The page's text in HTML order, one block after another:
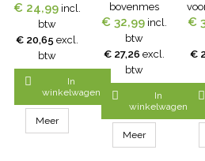
87279 met 4
tanden voor
het
schaapscheren
met Hauptner
ondermes
87268, 87270,
87272.
€ 24,99 incl.
btw
€ 20,65 excl.
btw

In
winkelwagen
Meer
bovenmes
86863 met 22
tanden is
uiterst
geschikt voor
van koeien,
paarden of
grote honden.
Hauptner
bovenmes
€ 32,99 incl.
btw
€ 27,26 excl.
btw

In
winkelwagen
Meer
€
€
